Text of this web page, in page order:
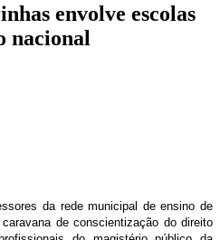
envolve escolas
nacional
da rede municipal de ensino de
de conscientização do direito